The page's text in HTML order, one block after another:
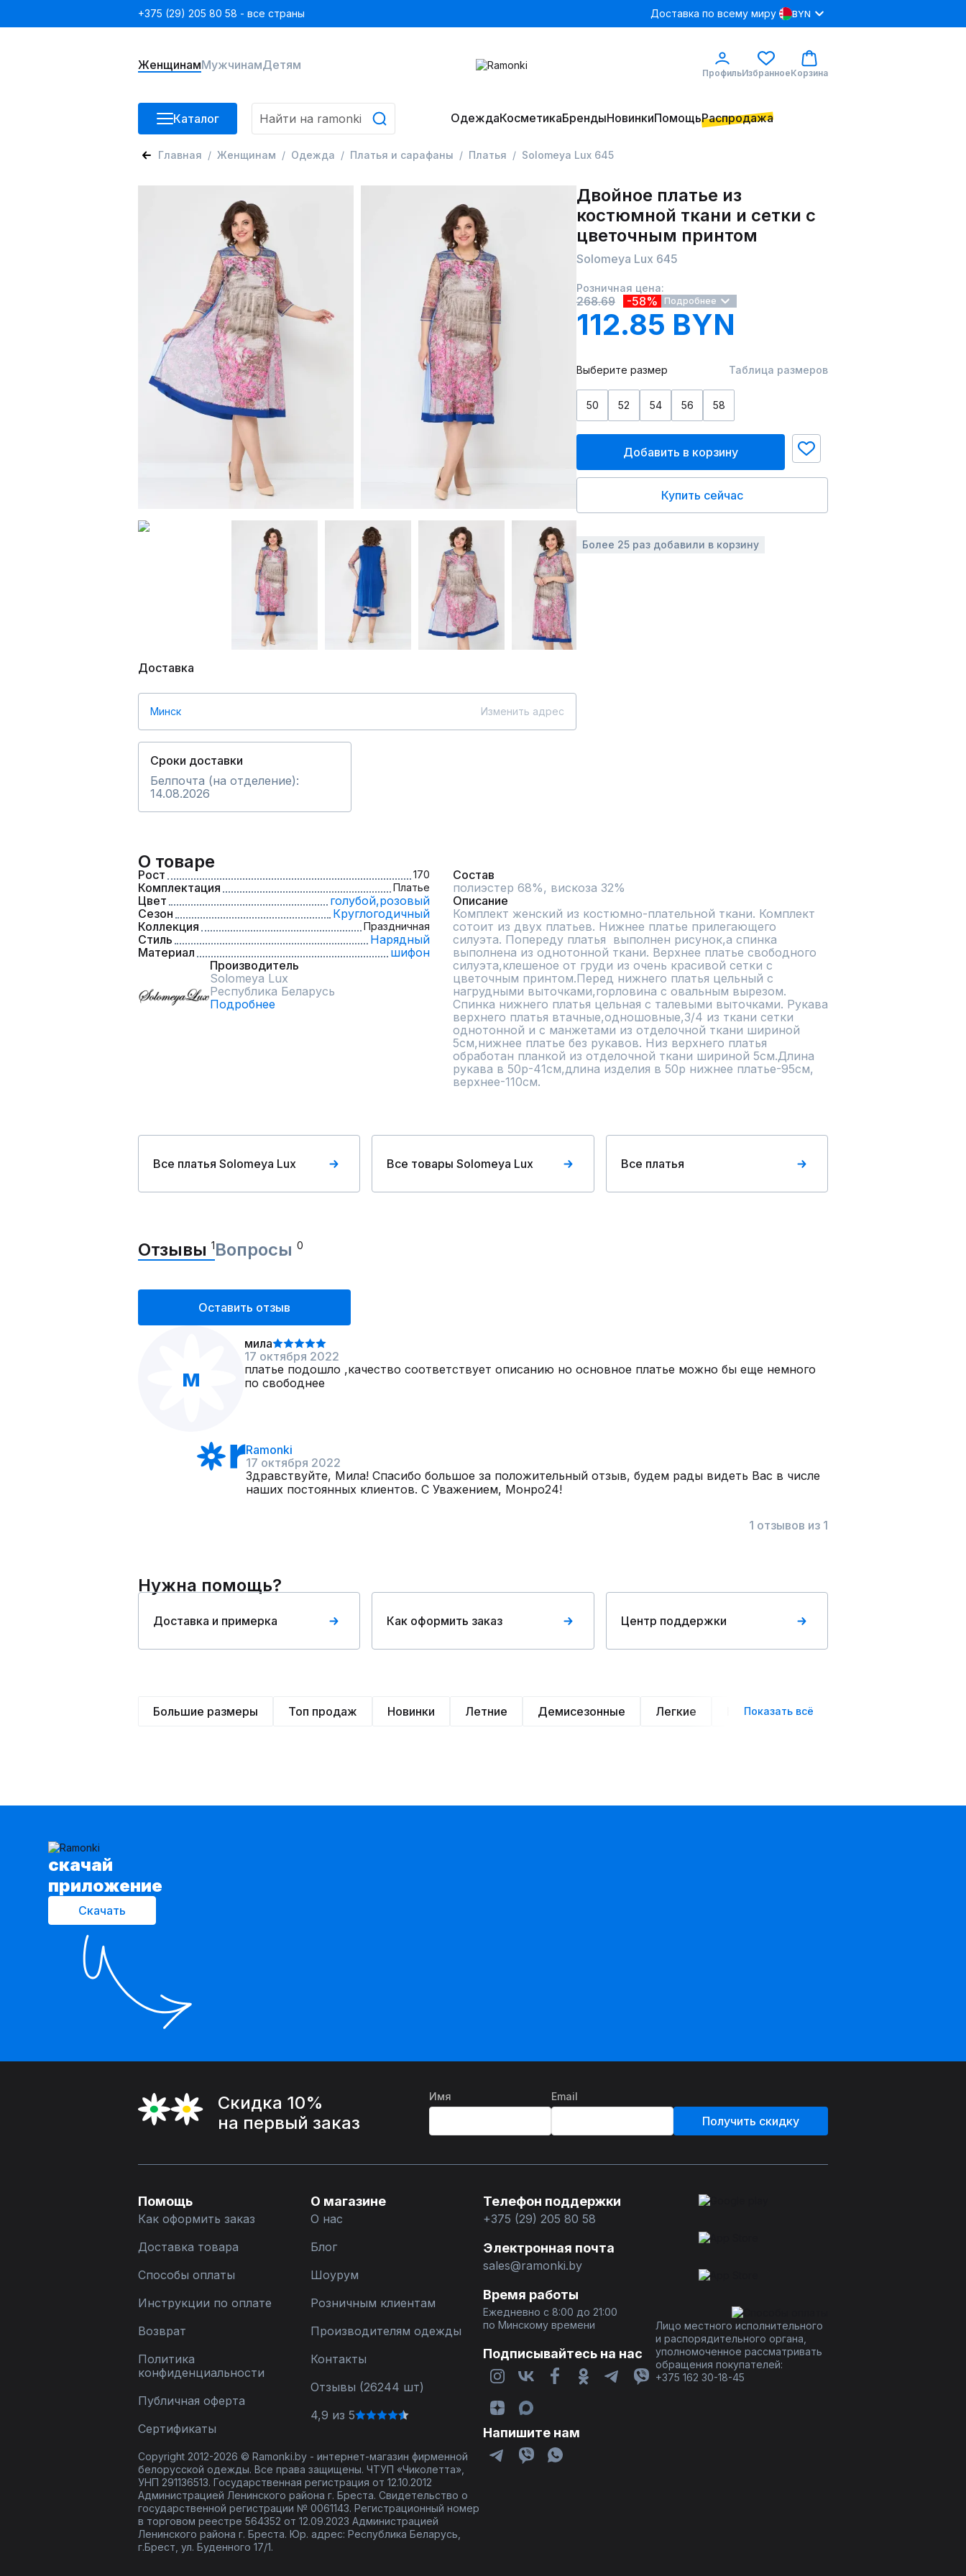
+375 (29) 205 80 58 - все страны Доставка по всему миру BYN
ЖенщинамМужчинамДетям
ПрофильИзбранноеКорзина
Каталог ОдеждаКосметикаБрендыНовинкиПомощьРаспродажа
Главная Женщинам Одежда Платья и сарафаны Платья Solomeya Lux 645
Доставка
Минск Изменить адрес
Сроки доставки
Белпочта (на отделение):
14.08.2026
Двойное платье из
костюмной ткани и сетки с
цветочным принтом
Solomeya Lux 645
Розничная цена:
268.69 -58% Подробнее
112.85 BYN
Выберите размер Таблица размеров
50 52 54 56 58
Добавить в корзину
Купить сейчас
Более 25 раз добавили в корзину
О товаре
Рост 170
Комплектация Платье
Цвет голубой,розовый
Сезон
Круглогодичный
Коллекция
Праздничная
Стиль
Нарядный
Материал
шифон
Производитель
Solomeya Lux
Республика Беларусь
Подробнее
Состав
полиэстер 68%, вискоза 32%
Описание
Комплект женский из костюмно-плательной ткани. Комплект
сотоит из двух платьев. Нижнее платье прилегающего
силуэта. Попереду платья  выполнен рисунок,а спинка
выполнена из однотонной ткани. Верхнее платье свободного
силуэта,клешеное от груди из очень красивой сетки с
цветочным принтом.Перед нижнего платья цельный с
нагрудными выточками,горловина с овальным вырезом.
Спинка нижнего платья цельная с талевыми выточками. Рукава
верхнего платья втачные,одношовные,3/4 из ткани сетки
однотонной и с манжетами из отделочной ткани шириной
5см,нижнее платье без рукавов. Низ верхнего платья
обработан планкой из отделочной ткани шириной 5см.Длина
рукава в 50р-41см,длина изделия в 50р нижнее платье-95см,
верхнее-110см.
Все платья Solomeya Lux Все товары Solomeya Lux Все платья
Отзывы 1Вопросы 0
Оставить отзыв
м
мила
17 октября 2022
платье подошло ,качество соответствует описанию но основное платье можно бы еще немного
по свободнее
Ramonki
17 октября 2022
Здравствуйте, Мила! Спасибо большое за положительный отзыв, будем рады видеть Вас в числе
наших постоянных клиентов. С Уважением, Монро24!
1 отзывов из 1
Нужна помощь?
Доставка и примерка Как оформить заказ Центр поддержки
Большие размеры Топ продаж Новинки Летние Демисезонные Легкие Нарядные
Показать всё
cкачай
приложение
Скачать
Скидка 10%
на первый заказ
Имя Email
Получить скидку
Помощь
Как оформить заказ
Доставка товара
Способы оплаты
Инструкции по оплате
Возврат
Политика
конфиденциальности
Публичная оферта
Сертификаты
О магазине
О нас
Блог
Шоурум
Розничным клиентам
Производителям одежды
Контакты
Отзывы (26244 шт)
4,9 из 5
Телефон поддержки
+375 (29) 205 80 58
Электронная почта
sales@ramonki.by
Время работы
Ежедневно с 8:00 до 21:00
по Минскому времени
Подписывайтесь на нас
Напишите нам
Лицо местного исполнительного
и распорядительного органа,
уполномоченное рассматривать
обращения покупателей:
+375 162 30-18-45
Copyright 2012-2026 © Ramonki.by - интернет-магазин фирменной
белорусской одежды. Все права защищены. ЧТУП «Чиколетта»,
УНП 291136513. Государственная регистрация от 12.10.2012
Администрацией Ленинского района г. Бреста. Свидетельство о
государственной регистрации № 0061143. Регистрационный номер
в торговом реестре 564352 от 12.09.2023 Администрацией
Ленинского района г. Бреста. Юр. адрес: Республика Беларусь,
г.Брест, ул. Буденного 17/1.